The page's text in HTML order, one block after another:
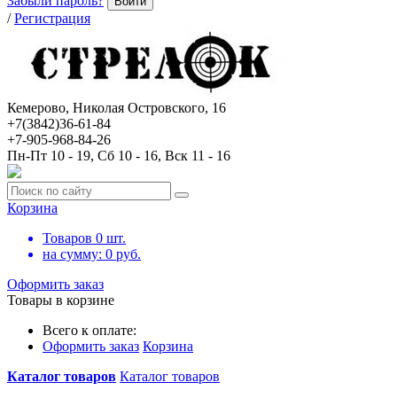
/ Регистрация
Кемерово, Николая Островского, 16
+7(3842)36-61-84
+7-905-968-84-26
Пн-Пт 10 - 19, Сб 10 - 16, Вск 11 - 16
Корзина
Товаров 0 шт.
на сумму: 0 руб.
Оформить заказ
Товары в корзине
Всего к оплате:
Оформить заказ Корзина
Каталог товаров Каталог товаров